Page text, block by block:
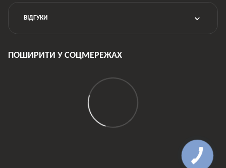
ВІДГУКИ
ПОШИРИТИ У СОЦМЕРЕЖАХ